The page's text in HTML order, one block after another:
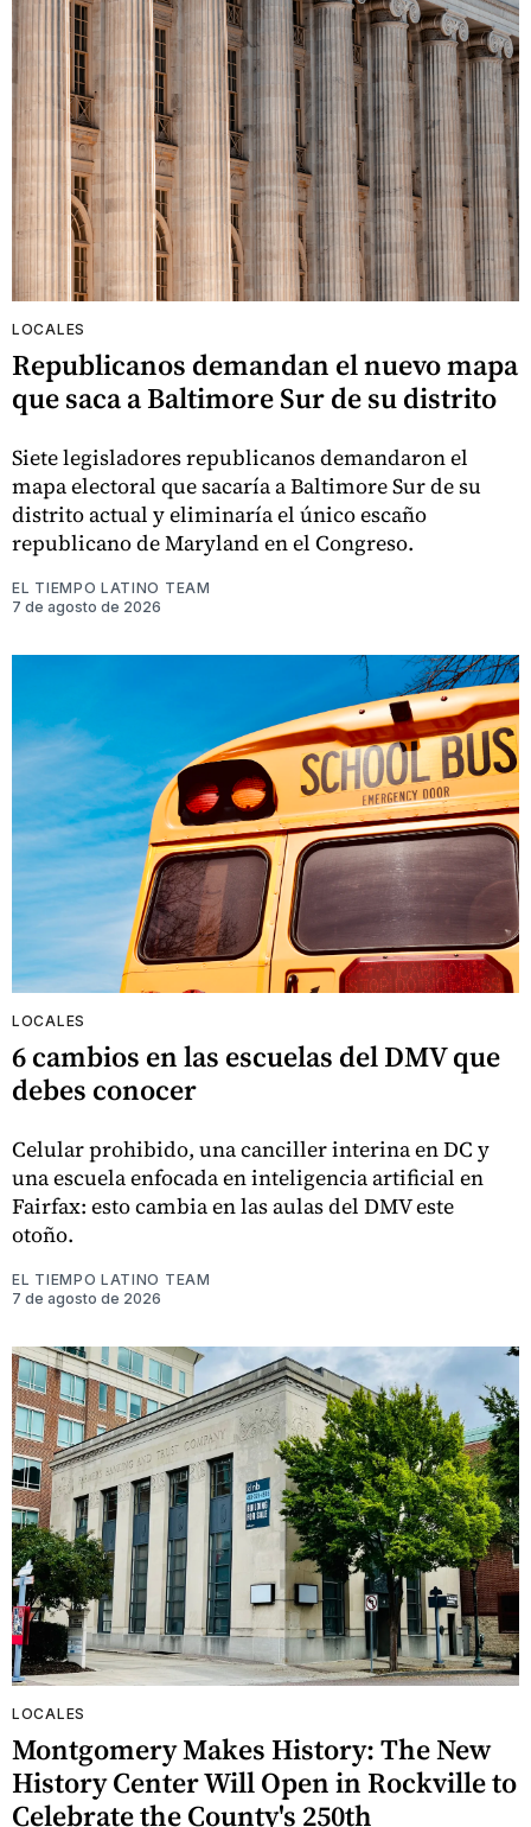
LOCALES
Republicanos demandan el nuevo mapa
que saca a Baltimore Sur de su distrito
Siete legisladores republicanos demandaron el
mapa electoral que sacaría a Baltimore Sur de su
distrito actual y eliminaría el único escaño
republicano de Maryland en el Congreso.
EL TIEMPO LATINO TEAM
7 de agosto de 2026
LOCALES
6 cambios en las escuelas del DMV que
debes conocer
Celular prohibido, una canciller interina en DC y
una escuela enfocada en inteligencia artificial en
Fairfax: esto cambia en las aulas del DMV este
otoño.
EL TIEMPO LATINO TEAM
7 de agosto de 2026
LOCALES
Montgomery Makes History: The New
History Center Will Open in Rockville to
Celebrate the County's 250th